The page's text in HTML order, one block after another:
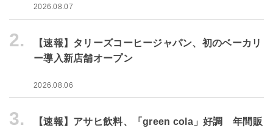
2026.08.07
2.
【速報】タリーズコーヒージャパン、初のベーカリ
ー導入新店舗オープン
2026.08.06
3. 【速報】アサヒ飲料、「green cola」好調 年間販